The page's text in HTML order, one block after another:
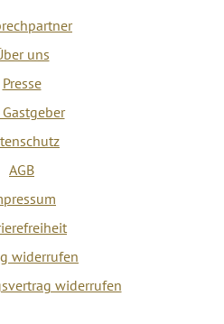
uns
Presse
Gastgeber
AGB
widerrufen
widerrufen